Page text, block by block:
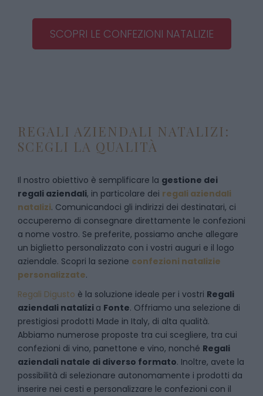
SCOPRI LE CONFEZIONI NATALIZIE
REGALI AZIENDALI NATALIZI:
SCEGLI LA QUALITÀ
Il nostro obiettivo è semplificare la gestione dei
regali aziendali, in particolare dei regali aziendali
natalizi. Comunicandoci gli indirizzi dei destinatari, ci
occuperemo di consegnare direttamente le confezioni
a nome vostro. Se preferite, possiamo anche allegare
un biglietto personalizzato con i vostri auguri e il logo
aziendale. Scopri la sezione confezioni natalizie
personalizzate.
Regali Digusto è la soluzione ideale per i vostri Regali
aziendali natalizi a Fonte. Offriamo una selezione di
prestigiosi prodotti Made in Italy, di alta qualità.
Abbiamo numerose proposte tra cui scegliere, tra cui
confezioni di vino, panettone e vino, nonché Regali
aziendali natale di diverso formato. Inoltre, avete la
possibilità di selezionare autonomamente i prodotti da
inserire nei cesti e personalizzare le confezioni con il